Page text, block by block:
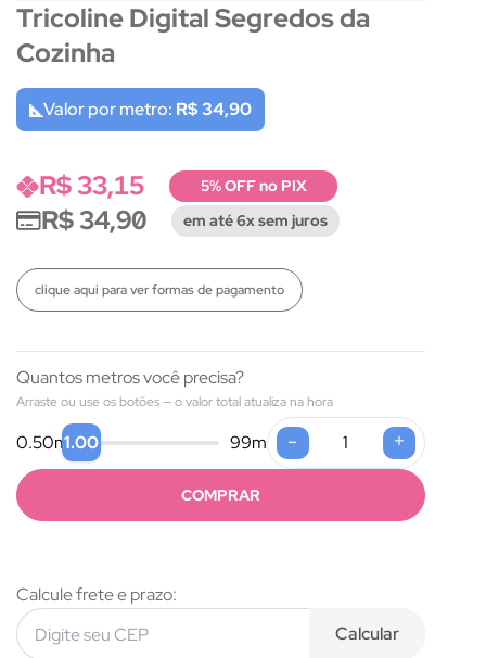
Tricoline Digital Segredos da
Cozinha
Valor por metro: R$ 34,90
R$ 33,15 5% OFF no PIX
R$ 34,90 em até 6x sem juros
clique aqui para ver formas de pagamento
Quantos metros você precisa?
Arraste ou use os botões — o valor total atualiza na hora
0.50m1.00 99m - +
COMPRAR
Calcule frete e prazo:
Calcular